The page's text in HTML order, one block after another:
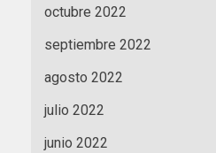
octubre 2022
septiembre 2022
agosto 2022
julio 2022
junio 2022